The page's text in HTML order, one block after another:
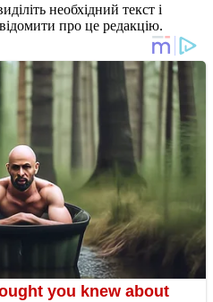
необхідний текст і
про це редакцію.